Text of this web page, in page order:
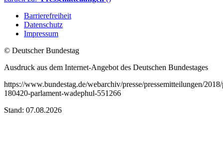
Barrierefreiheit
Datenschutz
Impressum
© Deutscher Bundestag
Ausdruck aus dem Internet-Angebot des Deutschen Bundestages
https://www.bundestag.de/webarchiv/presse/pressemitteilungen/
180420-parlament-wadephul-551266
Stand: 07.08.2026